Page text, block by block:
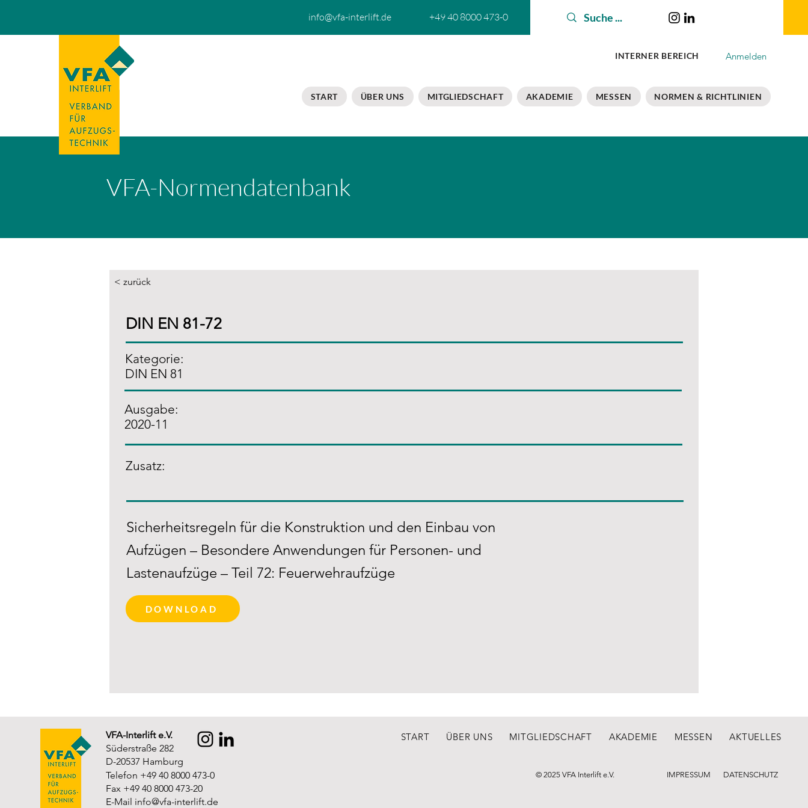
info@vfa-interlift.de +49 40 8000 473-0
INTERNER BEREICH Anmelden
START ÜBER UNS MITGLIEDSCHAFT AKADEMIE MESSEN NORMEN & RICHTLINIEN
VFA-Normendatenbank
< zurück
DIN EN 81-72
Kategorie:
DIN EN 81
Ausgabe:
2020-11
Zusatz:
Sicherheitsregeln für die Konstruktion und den Einbau von
Aufzügen – Besondere Anwendungen für Personen- und
Lastenaufzüge – Teil 72: Feuerwehraufzüge
DOWNLOAD
VFA-Interlift e.V.
Süderstraße 282
D-20537 Hamburg
Telefon +49 40 8000 473-0
Fax +49 40 8000 473-20
E-Mail info@vfa-interlift.de
START ÜBER UNS MITGLIEDSCHAFT AKADEMIE MESSEN AKTUELLES
© 2025 VFA Interlift e.V. IMPRESSUM DATENSCHUTZ